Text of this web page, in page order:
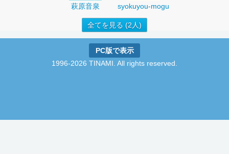
萩原音泉 syokuyou-mogu
全てを見る (2人)
PC版で表示
1996-2026 TINAMI. All rights reserved.